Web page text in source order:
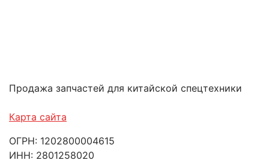
Продажа запчастей для китайской спецтехники
Карта сайта
ОГРН: 1202800004615
ИНН: 2801258020